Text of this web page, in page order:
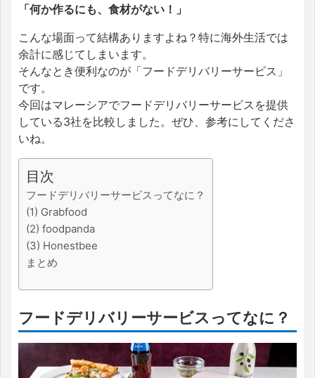
「何か作るにも、食材がない！」
こんな場面って結構ありますよね？特に海外生活では
余計に感じてしまいます。
そんなとき便利なのが「フードデリバリーサービス」
です。
今回はマレーシアでフードデリバリーサービスを提供
している3社を比較しました。ぜひ、参考にしてくださ
いね。
目次
フードデリバリーサービスってなに？
(1) Grabfood
(2) foodpanda
(3) Honestbee
まとめ
フードデリバリーサービスってなに？